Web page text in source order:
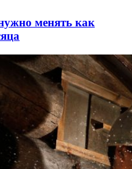
менять как